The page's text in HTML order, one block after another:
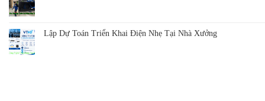
Lập Dự Toán Triển Khai Điện Nhẹ Tại Nhà Xưởng